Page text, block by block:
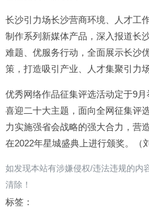
长沙引力场长沙营商环境、人才工
制作系列新媒体产品，深入报道长
难题、优服务行动，全面展示长沙
策，打造吸引产业、人才集聚引力
优秀网络作品征集评选活动定于9
喜迎二十大主题，面向全网征集评
力实施强省会战略的强大合力，营
在2022年星城盛典上进行颁奖。（
如发现本站有涉嫌侵权/违法违规的内
清除！
标签：